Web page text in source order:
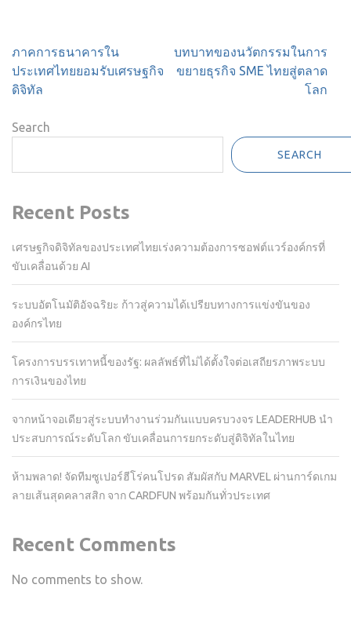
Post
navigation
ภาคการธนาคารใน
ประเทศไทยยอมรับเศรษฐกิจ
ดิจิทัล
บทบาทของนวัตกรรมในการ
ขยายธุรกิจ SME ไทยสู่ตลาด
โลก
Search
SEARCH
Recent Posts
เศรษฐกิจดิจิทัลของประเทศไทยเร่งความต้องการซอฟต์แวร์องค์กรที่
ขับเคลื่อนด้วย AI
ระบบอัตโนมัติอัจฉริยะ ก้าวสู่ความได้เปรียบทางการแข่งขันของ
องค์กรไทย
โครงการบรรเทาหนี้ของรัฐ: ผลลัพธ์ที่ไม่ได้ตั้งใจต่อเสถียรภาพระบบ
การเงินของไทย
จากหน้าจอเดียวสู่ระบบทำงานร่วมกันแบบครบวงจร LEADERHUB นำ
ประสบการณ์ระดับโลก ขับเคลื่อนการยกระดับสู่ดิจิทัลในไทย
ห้ามพลาด! จัดทีมซูเปอร์ฮีโร่คนโปรด สัมผัสกับ MARVEL ผ่านการ์ดเกม
ลายเส้นสุดคลาสสิก จาก CARDFUN พร้อมกันทั่วประเทศ
Recent Comments
No comments to show.